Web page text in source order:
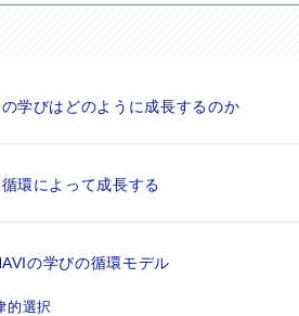
学びはどのように成長するのか
環によって成長する
の学びの循環モデル
的選択